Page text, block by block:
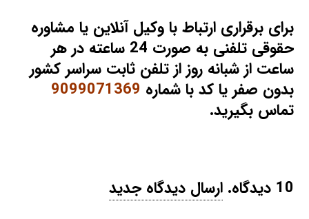
برای برقراری ارتباط با وکیل آنلاین یا مشاوره
حقوقی تلفنی به صورت 24 ساعته در هر
ساعت از شبانه روز از تلفن ثابت سراسر کشور
بدون صفر یا کد با شماره 9099071369
تماس بگیرید.
10 دیدگاه. ارسال دیدگاه جدید